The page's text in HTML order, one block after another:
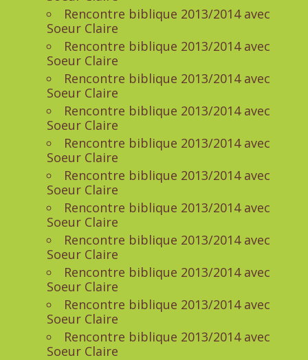
Rencontre biblique 2013/2014 avec
Soeur Claire
Rencontre biblique 2013/2014 avec
Soeur Claire
Rencontre biblique 2013/2014 avec
Soeur Claire
Rencontre biblique 2013/2014 avec
Soeur Claire
Rencontre biblique 2013/2014 avec
Soeur Claire
Rencontre biblique 2013/2014 avec
Soeur Claire
Rencontre biblique 2013/2014 avec
Soeur Claire
Rencontre biblique 2013/2014 avec
Soeur Claire
Rencontre biblique 2013/2014 avec
Soeur Claire
Rencontre biblique 2013/2014 avec
Soeur Claire
Rencontre biblique 2013/2014 avec
Soeur Claire